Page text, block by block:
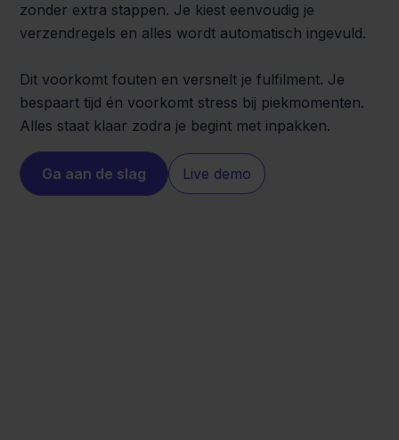
zonder extra stappen. Je kiest eenvoudig je
verzendregels en alles wordt automatisch ingevuld.
Dit voorkomt fouten en versnelt je fulfilment. Je
bespaart tijd én voorkomt stress bij piekmomenten.
Alles staat klaar zodra je begint met inpakken.
Ga aan de slag Live demo